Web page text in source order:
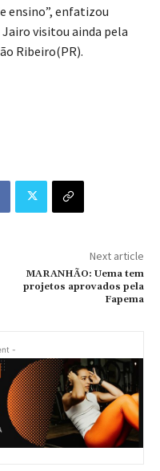
ensino”, enfatizou
visitou ainda pela
Ribeiro(PR).
Next article
MARANHÃO: Uema tem
projetos aprovados pela
Fapema
-